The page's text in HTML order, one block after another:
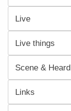
Live
Live things
Scene & Heard
Links